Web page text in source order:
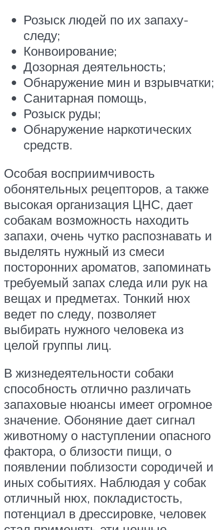
Розыск людей по их запаху-
следу;
Конвоирование;
Дозорная деятельность;
Обнаружение мин и взрывчатки;
Санитарная помощь,
Розыск руды;
Обнаружение наркотических
средств.
Особая восприимчивость
обонятельных рецепторов, а также
высокая организация ЦНС, дает
собакам возможность находить
запахи, очень чутко распознавать и
выделять нужный из смеси
посторонних ароматов, запоминать
требуемый запах следа или рук на
вещах и предметах. Тонкий нюх
ведет по следу, позволяет
выбирать нужного человека из
целой группы лиц.
В жизнедеятельности собаки
способность отлично различать
запаховые нюансы имеет огромное
значение. Обоняние дает сигнал
животному о наступлении опасного
фактора, о близости пищи, о
появлении поблизости сородичей и
иных событиях. Наблюдая у собак
отличный нюх, покладистость,
потенциал в дрессировке, человек